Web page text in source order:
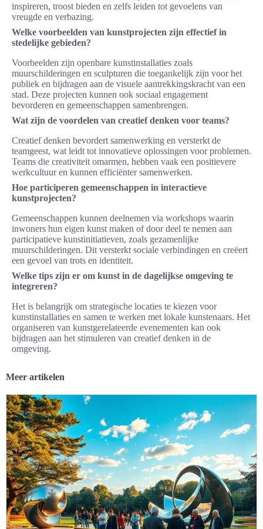
inspireren, troost bieden en zelfs leiden tot gevoelens van
vreugde en verbazing.
Welke voorbeelden van kunstprojecten zijn effectief in
stedelijke gebieden?
Voorbeelden zijn openbare kunstinstallaties zoals
muurschilderingen en sculpturen die toegankelijk zijn voor het
publiek en bijdragen aan de visuele aantrekkingskracht van een
stad. Deze projecten kunnen ook sociaal engagement
bevorderen en gemeenschappen samenbrengen.
Wat zijn de voordelen van creatief denken voor teams?
Creatief denken bevordert samenwerking en versterkt de
teamgeest, wat leidt tot innovatieve oplossingen voor problemen.
Teams die creativiteit omarmen, hebben vaak een positievere
werkcultuur en kunnen efficiënter samenwerken.
Hoe participeren gemeenschappen in interactieve
kunstprojecten?
Gemeenschappen kunnen deelnemen via workshops waarin
inwoners hun eigen kunst maken of door deel te nemen aan
participatieve kunstinitiatieven, zoals gezamenlijke
muurschilderingen. Dit versterkt sociale verbindingen en creëert
een gevoel van trots en identiteit.
Welke tips zijn er om kunst in de dagelijkse omgeving te
integreren?
Het is belangrijk om strategische locaties te kiezen voor
kunstinstallaties en samen te werken met lokale kunstenaars. Het
organiseren van kunstgerelateerde evenementen kan ook
bijdragen aan het stimuleren van creatief denken in de
omgeving.
Meer artikelen